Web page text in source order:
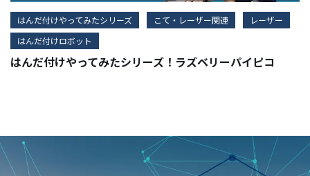
はんだ付けやってみたシリーズ こて・レーザー関連
レーザー
はんだ付けロボット
はんだ付けやってみたシリーズ！ラズベリーパイピコ